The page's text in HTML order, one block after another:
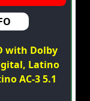
with Dolby
Latino
AC-3 5.1